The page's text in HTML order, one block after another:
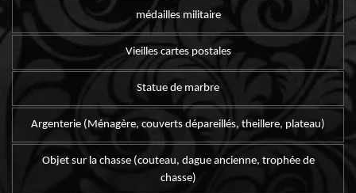
médailles militaire
Vieilles cartes postales
Statue de marbre
Argenterie (Ménagère, couverts dépareillés, theillere, plateau)
Objet sur la chasse (couteau, dague ancienne, trophée de
chasse)